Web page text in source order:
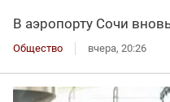
В аэропорту Сочи
Общество вчера, 20:26